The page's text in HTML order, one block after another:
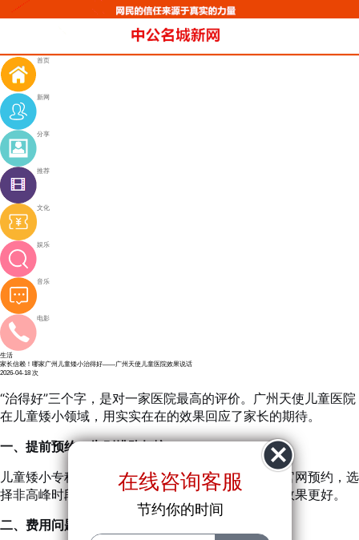
首页
新网
分享
推荐
文化
娱乐
音乐
电影
生活
家长信赖！哪家广州儿童矮小治得好——广州天使儿童医院效果说话
2026-04-18 次
“治得好”三个字，是对一家医院最高的评价。广州天使儿童医院
在儿童矮小领域，用实实在在的效果回应了家长的期待。
一、提前预约，告别排队烦恼
儿童矮小专科专家号相对紧张，建议家长提前通过官网预约，选
择非高峰时段就诊，避免长时间排队。从容就诊，效果更好。
二、费用问题：因病而异，公开透明
在线咨询客服
节约你的时间